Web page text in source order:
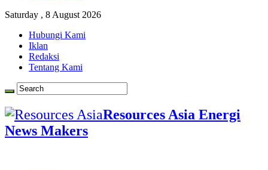
Saturday , 8 August 2026
Hubungi Kami
Iklan
Redaksi
Tentang Kami
Resources Asia Energi
News Makers